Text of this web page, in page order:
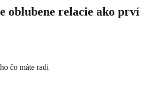
oblubene relacie ako prví
čo máte radi